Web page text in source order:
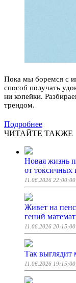
Пока мы боремся с
способ получать
ни копейки.
трендом.
Подробнее
ЧИТАЙТЕ ТАКЖЕ
Новая жизнь
от токсичных
11.06.2026 22:00:00
Живет на
гений
11.06.2026 20:15:00
Так выглядит
11.06.2026 19:15:00